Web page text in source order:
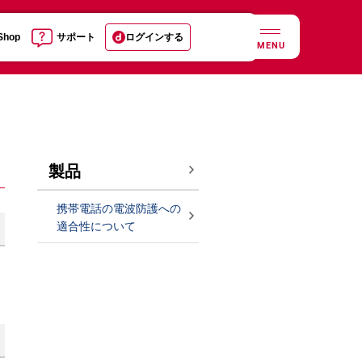
サポート ログインする
MENU
製品
携帯電話の電波防護への
適合性について